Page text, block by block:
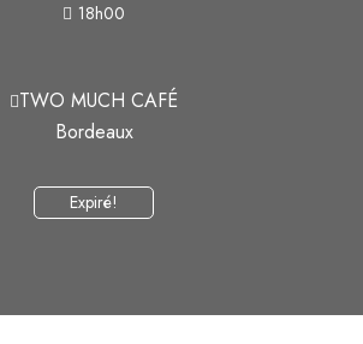
Expiré!
18h00
TWO MUCH CAFÉ
Bordeaux